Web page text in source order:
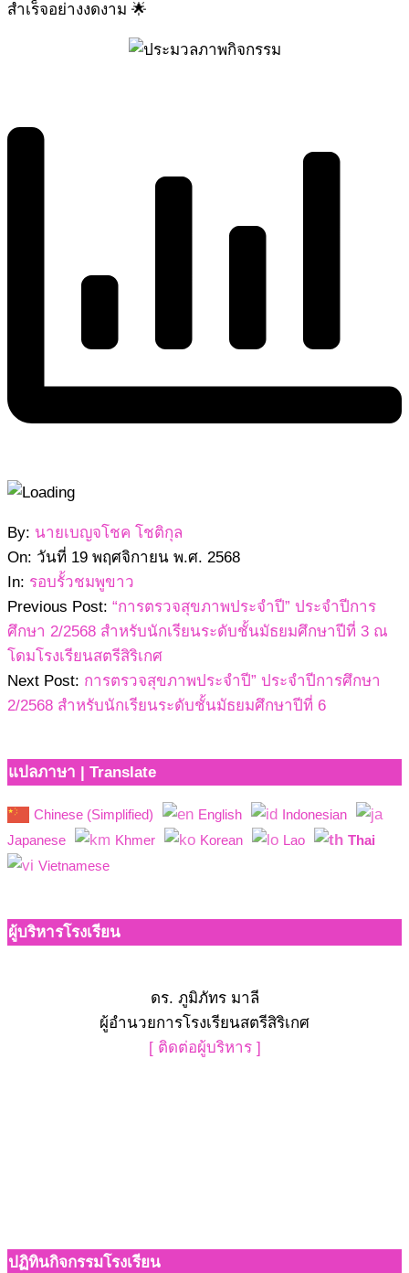
สำเร็จอย่างงดงาม 🌟
2568-
11-
19
By: นายเบญจโชค โชติกุล
On: วันที่ 19 พฤศจิกายน พ.ศ. 2568
In: รอบรั้วชมพูขาว
Previous Post: “การตรวจสุขภาพประจำปี” ประจำปีการ
ศึกษา 2/2568 สำหรับนักเรียนระดับชั้นมัธยมศึกษาปีที่ 3 ณ
โดมโรงเรียนสตรีสิริเกศ
Next Post: การตรวจสุขภาพประจำปี” ประจำปีการศึกษา
2/2568 สำหรับนักเรียนระดับชั้นมัธยมศึกษาปีที่ 6
แปลภาษา | Translate
Chinese (Simplified) English
Indonesian
Japanese
Khmer Korean Lao
Thai
Vietnamese
ผู้บริหารโรงเรียน
ดร. ภูมิภัทร มาลี
ผู้อำนวยการโรงเรียนสตรีสิริเกศ
[ ติดต่อผู้บริหาร ]
ปฏิทินกิจกรรมโรงเรียน